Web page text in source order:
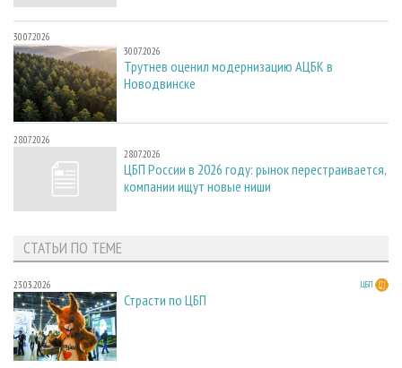
30.07.2026
30.07.2026
Трутнев оценил модернизацию АЦБК в
Новодвинске
28.07.2026
28.07.2026
ЦБП России в 2026 году: рынок перестраивается,
компании ищут новые ниши
СТАТЬИ ПО ТЕМЕ
23.03.2026 ЦБП
Страсти по ЦБП